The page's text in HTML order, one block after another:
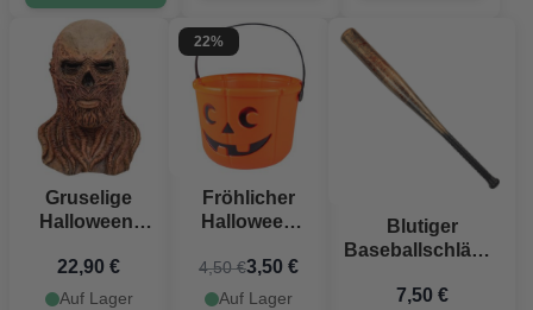
Gruselige
Halloween-
Maske
22,90 €
Auf Lager
22%
Fröhlicher
Halloween
14x18 cm
4,50 €3,50 €
Auf Lager
Blutiger
Baseballschläger
7,50 €